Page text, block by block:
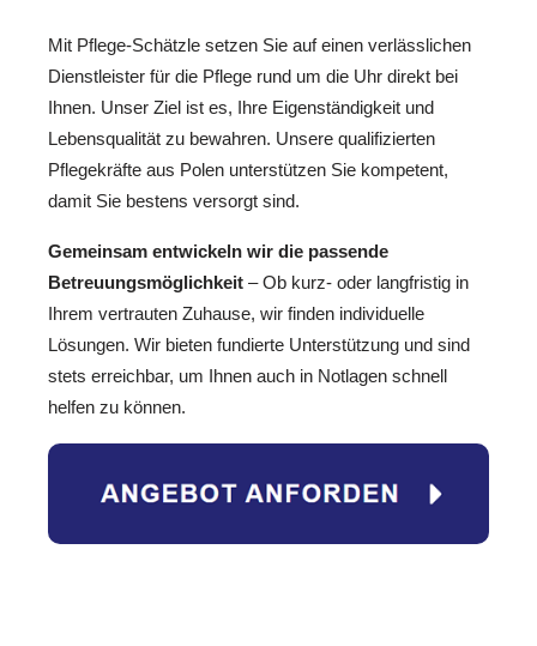
Mit Pflege-Schätzle setzen Sie auf einen verlässlichen
Dienstleister für die Pflege rund um die Uhr direkt bei
Ihnen. Unser Ziel ist es, Ihre Eigenständigkeit und
Lebensqualität zu bewahren. Unsere qualifizierten
Pflegekräfte aus Polen unterstützen Sie kompetent,
damit Sie bestens versorgt sind.
Gemeinsam entwickeln wir die passende
Betreuungsmöglichkeit – Ob kurz- oder langfristig in
Ihrem vertrauten Zuhause, wir finden individuelle
Lösungen. Wir bieten fundierte Unterstützung und sind
stets erreichbar, um Ihnen auch in Notlagen schnell
helfen zu können.